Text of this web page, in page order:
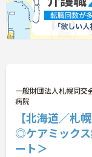
一般財団法人札幌同交
病院
【北海道／札
◎ケアミック
ート＞